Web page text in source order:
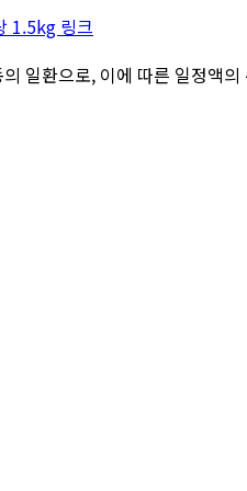
1.5kg 링크
일환으로, 이에 따른 일정액